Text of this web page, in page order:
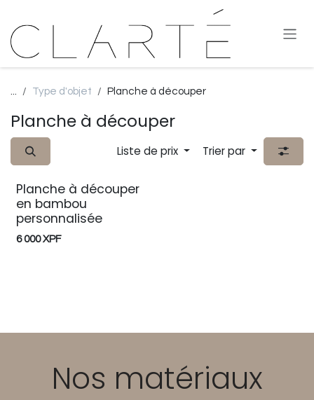
... Type d'objet Planche à découper
Planche à découper
Liste de prix Trier par
Planche à découper
en bambou
personnalisée
6 000XPF
Nos matériaux